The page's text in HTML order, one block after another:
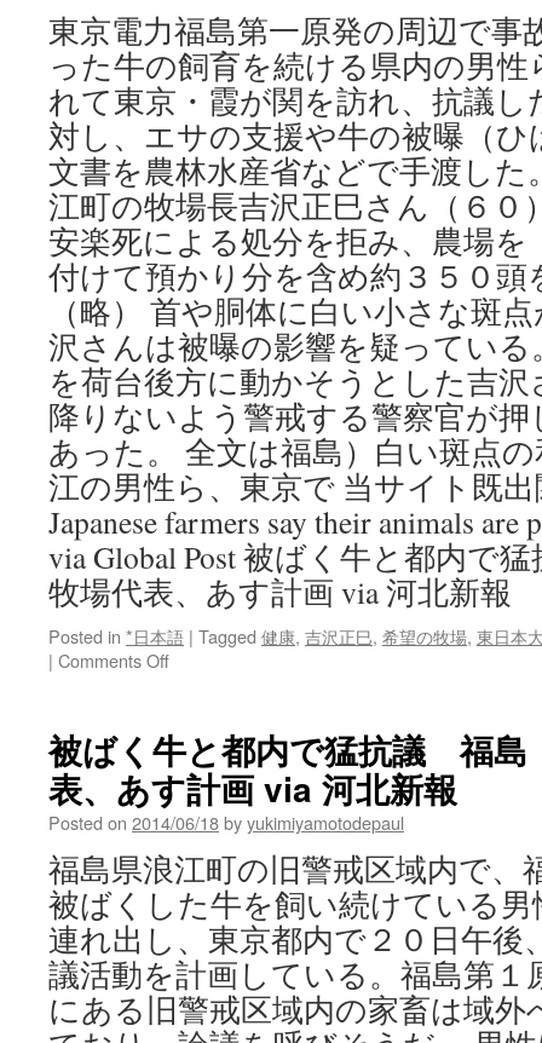
東京電力福島第一原発の周辺で事
った牛の飼育を続ける県内の男
れて東京・霞が関を訪れ、抗議し
対し、エサの支援や牛の被曝（
文書を農林水産省などで手渡した
江町の牧場長吉沢正巳さん（６０
安楽死による処分を拒み、農場を
付けて預かり分を含め約３５０頭
（略） 首や胴体に白い小さな斑
沢さんは被曝の影響を疑ってい
を荷台後方に動かそうとした吉
降りないよう警戒する警察官が
あった。 全文は福島）白い斑点
江の男性ら、東京で 当サイト既
Japanese farmers say their animals are
via Global Post 被ばく牛と都内で
牧場代表、あす計画 via 河北新報
Posted in *日本語 | Tagged 健康, 吉沢正巳, 希望の牧場, 東日本
| Comments Offon
白
い
斑
点
の
和
牛
連
れ
て
抗
議
浪
被ばく牛と都内で猛抗議 福島
表、あす計画 via 河北新報
Posted on 2014/06/18byyukimiyamotodepaul
福島県浪江町の旧警戒区域内で、
被ばくした牛を飼い続けている
連れ出し、東京都内で２０日午後
議活動を計画している。福島第１
にある旧警戒区域内の家畜は域